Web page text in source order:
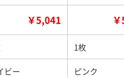
￥5,041
1枚
ビー ピンク